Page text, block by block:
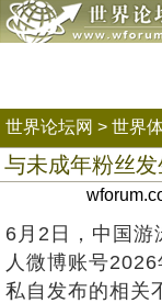
世界论坛网 > 世界
与未成年粉丝
6月2日，中国游
人微博账号
私自发布的相关